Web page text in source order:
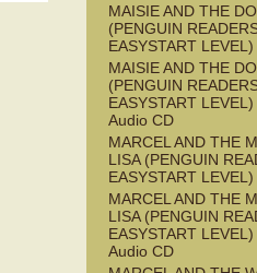
MAISIE AND THE
(PENGUIN
EASYSTART
MAISIE AND THE
(PENGUIN
EASYSTART
Audio CD
MARCEL AND THE
LISA (PENGUIN
EASYSTART
MARCEL AND THE
LISA (PENGUIN
EASYSTART
Audio CD